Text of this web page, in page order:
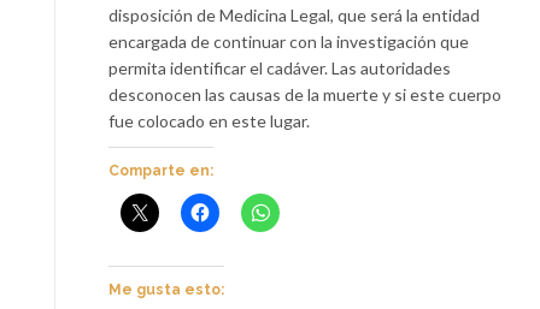
disposición de Medicina Legal, que será la entidad
encargada de continuar con la investigación que
permita identificar el cadáver. Las autoridades
desconocen las causas de la muerte y si este cuerpo
fue colocado en este lugar.
Comparte en:
Me gusta esto: